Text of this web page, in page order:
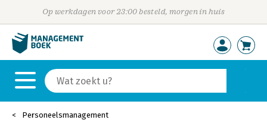
Op werkdagen voor 23:00 besteld, morgen in huis
Personeelsmanagement